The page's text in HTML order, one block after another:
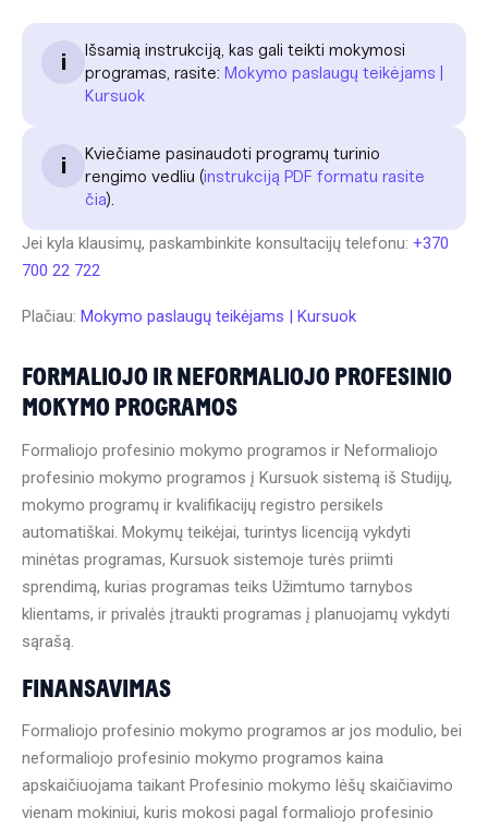
i
Išsamią instrukciją, kas gali teikti mokymosi
programas, rasite: Mokymo paslaugų teikėjams |
Kursuok
i
Kviečiame pasinaudoti programų turinio
rengimo vedliu (instrukciją PDF formatu rasite
čia).
Jei kyla klausimų, paskambinkite konsultacijų telefonu: +370
700 22 722
Plačiau: Mokymo paslaugų teikėjams | Kursuok
FORMALIOJO IR NEFORMALIOJO PROFESINIO
MOKYMO PROGRAMOS
Formaliojo profesinio mokymo programos ir Neformaliojo
profesinio mokymo programos į Kursuok sistemą iš Studijų,
mokymo programų ir kvalifikacijų registro persikels
automatiškai. Mokymų teikėjai, turintys licenciją vykdyti
minėtas programas, Kursuok sistemoje turės priimti
sprendimą, kurias programas teiks Užimtumo tarnybos
klientams, ir privalės įtraukti programas į planuojamų vykdyti
sąrašą.
FINANSAVIMAS
Formaliojo profesinio mokymo programos ar jos modulio, bei
neformaliojo profesinio mokymo programos kaina
apskaičiuojama taikant Profesinio mokymo lėšų skaičiavimo
vienam mokiniui, kuris mokosi pagal formaliojo profesinio